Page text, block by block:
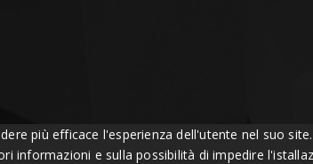
più efficace l'esperienza dell'utente nel suo
informazioni e sulla possibilità di impedire